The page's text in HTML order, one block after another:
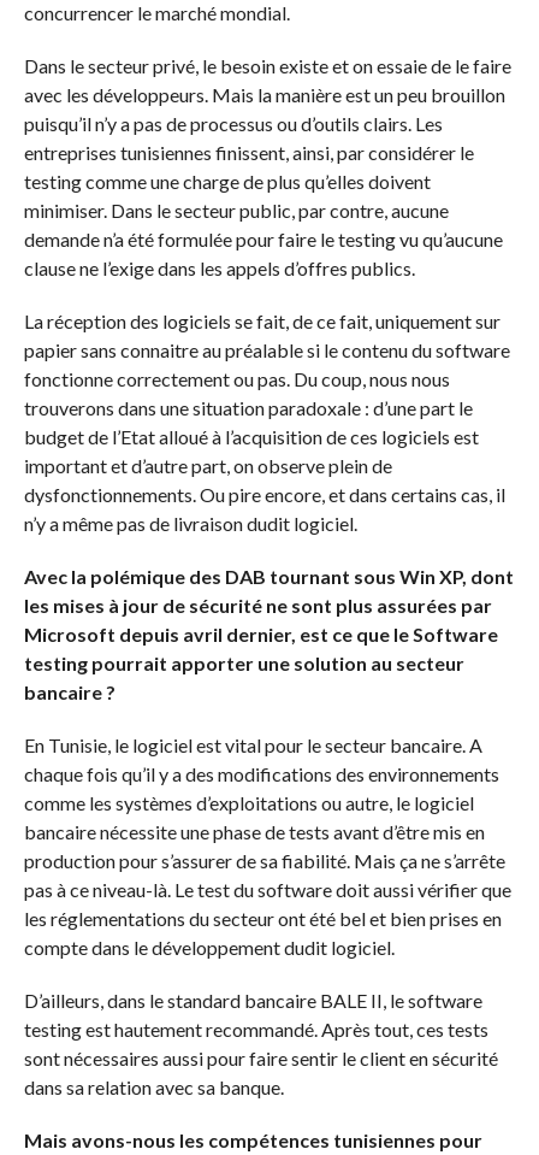
concurrencer le marché mondial.
Dans le secteur privé, le besoin existe et on essaie de le faire
avec les développeurs. Mais la manière est un peu brouillon
puisqu’il n’y a pas de processus ou d’outils clairs. Les
entreprises tunisiennes finissent, ainsi, par considérer le
testing comme une charge de plus qu’elles doivent
minimiser. Dans le secteur public, par contre, aucune
demande n’a été formulée pour faire le testing vu qu’aucune
clause ne l’exige dans les appels d’offres publics.
La réception des logiciels se fait, de ce fait, uniquement sur
papier sans connaitre au préalable si le contenu du software
fonctionne correctement ou pas. Du coup, nous nous
trouverons dans une situation paradoxale : d’une part le
budget de l’Etat alloué à l’acquisition de ces logiciels est
important et d’autre part, on observe plein de
dysfonctionnements. Ou pire encore, et dans certains cas, il
n’y a même pas de livraison dudit logiciel.
Avec la polémique des DAB tournant sous Win XP, dont
les mises à jour de sécurité ne sont plus assurées par
Microsoft depuis avril dernier, est ce que le Software
testing pourrait apporter une solution au secteur
bancaire ?
En Tunisie, le logiciel est vital pour le secteur bancaire. A
chaque fois qu’il y a des modifications des environnements
comme les systèmes d’exploitations ou autre, le logiciel
bancaire nécessite une phase de tests avant d’être mis en
production pour s’assurer de sa fiabilité. Mais ça ne s’arrête
pas à ce niveau-là. Le test du software doit aussi vérifier que
les réglementations du secteur ont été bel et bien prises en
compte dans le développement dudit logiciel.
D’ailleurs, dans le standard bancaire BALE II, le software
testing est hautement recommandé. Après tout, ces tests
sont nécessaires aussi pour faire sentir le client en sécurité
dans sa relation avec sa banque.
Mais avons-nous les compétences tunisiennes pour